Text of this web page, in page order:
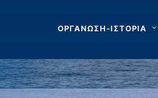
ΟΡΓΑΝΩΣΗ-ΙΣΤΟΡΙΑ